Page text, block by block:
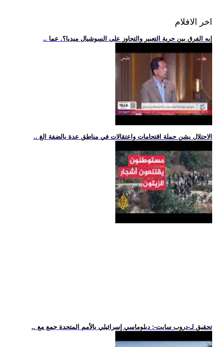
اخر الافلام
.. إيه الفرق بين حرية التعبير والتجاوز على السوشيال ميديا؟. عما
.. الاحتلال يشن حملة اقتحامات واعتقالات في مناطق عدة بالضفة الغ
.. تحقيق لـ-دروب سايت-: دبلوماسي إسرائيلي بالأمم المتحدة جمع مع